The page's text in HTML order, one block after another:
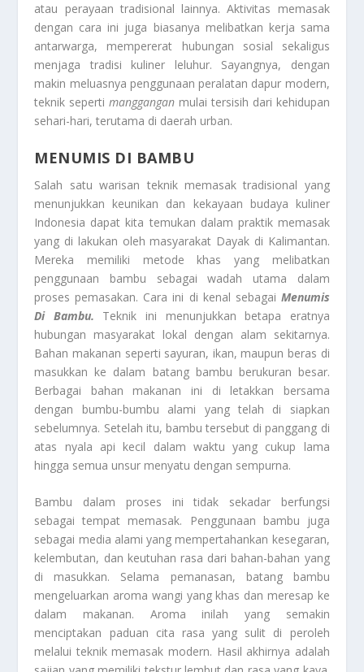
atau perayaan tradisional lainnya. Aktivitas memasak
dengan cara ini juga biasanya melibatkan kerja sama
antarwarga, mempererat hubungan sosial sekaligus
menjaga tradisi kuliner leluhur. Sayangnya, dengan
makin meluasnya penggunaan peralatan dapur modern,
teknik sepertimanggangan mulai tersisih dari kehidupan
sehari-hari, terutama di daerah urban.
MENUMIS DI BAMBU
Salah satu warisan teknik memasak tradisional yang
menunjukkan keunikan dan kekayaan budaya kuliner
Indonesia dapat kita temukan dalam praktik memasak
yang di lakukan oleh masyarakat Dayak di Kalimantan.
Mereka memiliki metode khas yang melibatkan
penggunaan bambu sebagai wadah utama dalam
proses pemasakan. Cara ini di kenal sebagai Menumis
Di Bambu. Teknik ini menunjukkan betapa eratnya
hubungan masyarakat lokal dengan alam sekitarnya.
Bahan makanan seperti sayuran, ikan, maupun beras di
masukkan ke dalam batang bambu berukuran besar.
Berbagai bahan makanan ini di letakkan bersama
dengan bumbu-bumbu alami yang telah di siapkan
sebelumnya. Setelah itu, bambu tersebut di panggang di
atas nyala api kecil dalam waktu yang cukup lama
hingga semua unsur menyatu dengan sempurna.
Bambu dalam proses ini tidak sekadar berfungsi
sebagai tempat memasak. Penggunaan bambu juga
sebagai media alami yang mempertahankan kesegaran,
kelembutan, dan keutuhan rasa dari bahan-bahan yang
di masukkan. Selama pemanasan, batang bambu
mengeluarkan aroma wangi yang khas dan meresap ke
dalam makanan. Aroma inilah yang semakin
menciptakan paduan cita rasa yang sulit di peroleh
melalui teknik memasak modern. Hasil akhirnya adalah